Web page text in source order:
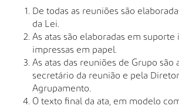
De todas as reuniões são
da Lei.
As atas são elaboradas em
impressas em papel.
As atas das reuniões de Grupo são
secretário da reunião e pela
Agrupamento.
O texto final da ata, em modelo